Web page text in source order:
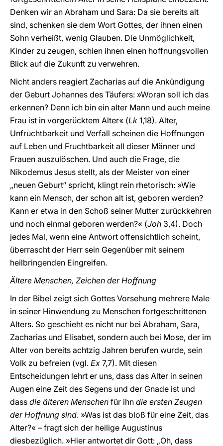
Denken wir an Abraham und Sara: Da sie bereits alt
sind, schenken sie dem Wort Gottes, der ihnen einen
Sohn verheißt, wenig Glauben. Die Unmöglichkeit,
Kinder zu zeugen, schien ihnen einen hoffnungsvollen
Blick auf die Zukunft zu verwehren.
Nicht anders reagiert Zacharias auf die Ankündigung
der Geburt Johannes des Täufers: »Woran soll ich das
erkennen? Denn ich bin ein alter Mann und auch meine
Frau ist in vorgerücktem Alter« (Lk 1,18). Alter,
Unfruchtbarkeit und Verfall scheinen die Hoffnungen
auf Leben und Fruchtbarkeit all dieser Männer und
Frauen auszulöschen. Und auch die Frage, die
Nikodemus Jesus stellt, als der Meister von einer
„neuen Geburt“ spricht, klingt rein rhetorisch: »Wie
kann ein Mensch, der schon alt ist, geboren werden?
Kann er etwa in den Schoß seiner Mutter zurückkehren
und noch einmal geboren werden?« (Joh 3,4). Doch
jedes Mal, wenn eine Antwort offensichtlich scheint,
überrascht der Herr sein Gegenüber mit seinem
heilbringenden Eingreifen.
Ältere Menschen, Zeichen der Hoffnung
In der Bibel zeigt sich Gottes Vorsehung mehrere Male
in seiner Hinwendung zu Menschen fortgeschrittenen
Alters. So geschieht es nicht nur bei Abraham, Sara,
Zacharias und Elisabet, sondern auch bei Mose, der im
Alter von bereits achtzig Jahren berufen wurde, sein
Volk zu befreien (vgl. Ex 7,7). Mit diesen
Entscheidungen lehrt er uns, dass das Alter in seinen
Augen eine Zeit des Segens und der Gnade ist und
dass die älteren Menschen für ihn die ersten Zeugen
der Hoffnung sind. »Was ist das bloß für eine Zeit, das
Alter?« – fragt sich der heilige Augustinus
diesbezüglich. »Hier antwortet dir Gott: „Oh, dass